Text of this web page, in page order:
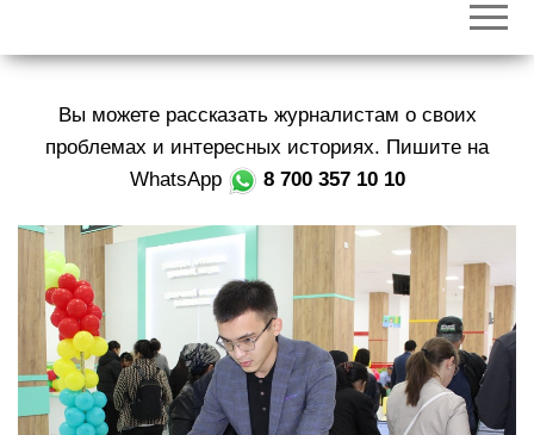
к
р
и
г
а
ц
Вы можете рассказать журналистам о своих
проблемах и интересных историях. Пишите на
WhatsApp
8 700 357 10 10